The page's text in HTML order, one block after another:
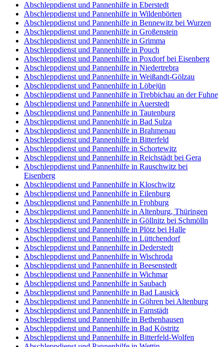
Abschleppdienst und Pannenhilfe in Eberstedt
Abschleppdienst und Pannenhilfe in Wildenbörten
Abschleppdienst und Pannenhilfe in Bennewitz bei Wurzen
Abschleppdienst und Pannenhilfe in Großenstein
Abschleppdienst und Pannenhilfe in Grimma
Abschleppdienst und Pannenhilfe in Pouch
Abschleppdienst und Pannenhilfe in Poxdorf bei Eisenberg
Abschleppdienst und Pannenhilfe in Niedertrebra
Abschleppdienst und Pannenhilfe in Weißandt-Gölzau
Abschleppdienst und Pannenhilfe in Löbejün
Abschleppdienst und Pannenhilfe in Trebbichau an der Fuhne
Abschleppdienst und Pannenhilfe in Auerstedt
Abschleppdienst und Pannenhilfe in Tautenburg
Abschleppdienst und Pannenhilfe in Bad Sulza
Abschleppdienst und Pannenhilfe in Brahmenau
Abschleppdienst und Pannenhilfe in Bitterfeld
Abschleppdienst und Pannenhilfe in Schortewitz
Abschleppdienst und Pannenhilfe in Reichstädt bei Gera
Abschleppdienst und Pannenhilfe in Rauschwitz bei
Eisenberg
Abschleppdienst und Pannenhilfe in Kloschwitz
Abschleppdienst und Pannenhilfe in Eilenburg
Abschleppdienst und Pannenhilfe in Frohburg
Abschleppdienst und Pannenhilfe in Altenburg, Thüringen
Abschleppdienst und Pannenhilfe in Göllnitz bei Schmölln
Abschleppdienst und Pannenhilfe in Plötz bei Halle
Abschleppdienst und Pannenhilfe in Lüttchendorf
Abschleppdienst und Pannenhilfe in Dederstedt
Abschleppdienst und Pannenhilfe in Wischroda
Abschleppdienst und Pannenhilfe in Beesenstedt
Abschleppdienst und Pannenhilfe in Wichmar
Abschleppdienst und Pannenhilfe in Saubach
Abschleppdienst und Pannenhilfe in Bad Lausick
Abschleppdienst und Pannenhilfe in Göhren bei Altenburg
Abschleppdienst und Pannenhilfe in Farnstädt
Abschleppdienst und Pannenhilfe in Bethenhausen
Abschleppdienst und Pannenhilfe in Bad Köstritz
Abschleppdienst und Pannenhilfe in Bitterfeld-Wolfen